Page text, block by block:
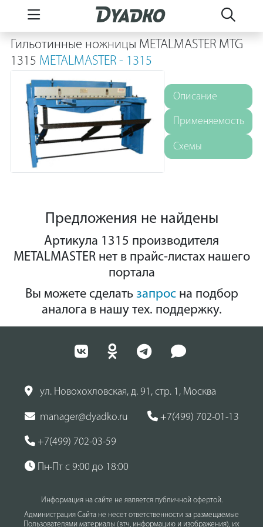
Гильотинные ножницы METALMASTER MTG
1315 METALMASTER - 1315
Описание
Применяемость
Схемы
Предложения не найдены
Артикула 1315 производителя
METALMASTER нет в прайс-листах нашего
портала
Вы можете сделать запросна подбор
аналога в нашу тех. поддержку.
ул. Новохохловская, д. 91, стр. 1, Москва
manager@dyadko.ru +7(499) 702-01-13
+7(499) 702-03-59
Пн-Пт с 9:00 до 18:00
Информация на сайте не является публичной офертой.
Администрация Сайта не несет ответственности за размещаемые
Пользователями материалы (втч, информацию и изображения), их